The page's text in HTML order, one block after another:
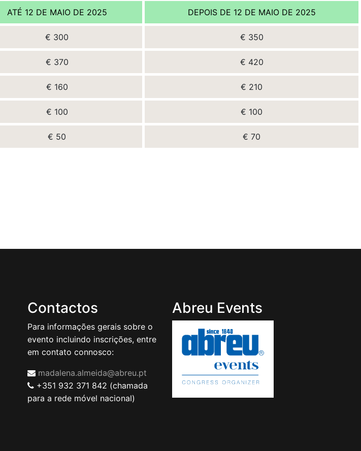
ATÉ 12 DE MAIO DE 2025 DEPOIS DE 12 DE MAIO DE 2025
€ 300 € 350
€ 370 € 420
€ 160 € 210
€ 100 € 100
€ 50 € 70
Contactos
Para informações gerais sobre o
evento incluindo inscrições, entre
em contato connosco:
madalena.almeida@abreu.pt
+351 932 371 842 (chamada
para a rede móvel nacional)
Abreu Events